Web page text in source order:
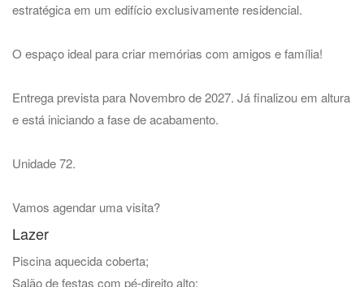
estratégica em um edifício exclusivamente residencial.
O espaço ideal para criar memórias com amigos e família!
Entrega prevista para Novembro de 2027. Já finalizou em altura
e está iniciando a fase de acabamento.
Unidade 72.
Vamos agendar uma visita?
Lazer
Piscina aquecida coberta;
Salão de festas com pé-direito alto;